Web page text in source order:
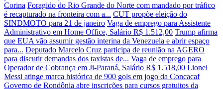
Corina Foragido do Rio Grande do Norte com mandado por tráfico
é recapturado na fronteira com a... CUT propõe eleição do
SINDMOTO para 21 de janeiro Vaga de emprego para Assistente
Administrativo em Home Office, Salário R$ 1.512,00 Trump afirma
que EUA vão assumir gestão interina da Venezuela e abrir espaço
para... Deputado Marcelo Cruz participa de reunião na AGERO
para discutir demandas dos taxistas de... Vaga de emprego para
Operador de Cobrança em Ji-Paraná, Salário R$ 1.518,00 Lionel
Messi atinge marca histórica de 900 gols em jogo da Concacaf
Governo de Rondônia abre inscrições para cursos gratuitos da